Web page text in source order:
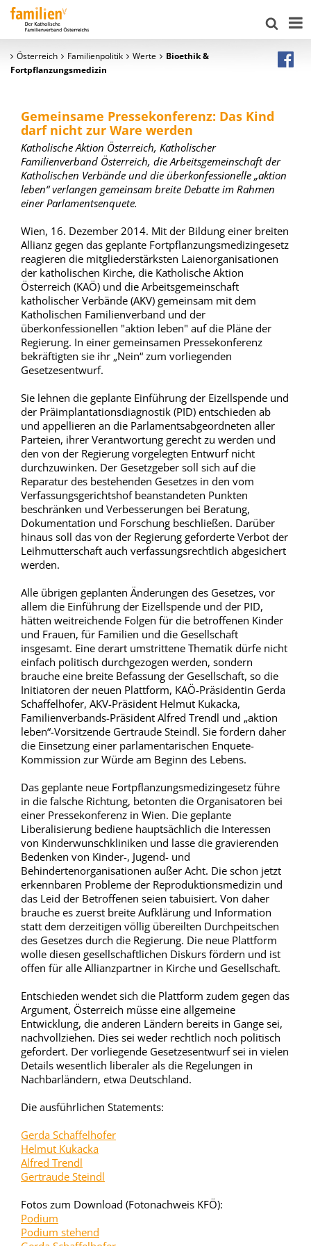
Österreich Familienpolitik Werte
Bioethik &
Fortpflanzungsmedizin
Gemeinsame Pressekonferenz: Das Kind
darf nicht zur Ware werden
Katholische Aktion Österreich, Katholischer
Familienverband Österreich, die Arbeitsgemeinschaft der
Katholischen Verbände und die überkonfessionelle „aktion
leben“ verlangen gemeinsam breite Debatte im Rahmen
einer Parlamentsenquete.
Wien, 16. Dezember 2014. Mit der Bildung einer breiten
Allianz gegen das geplante Fortpflanzungsmedizingesetz
reagieren die mitgliederstärksten Laienorganisationen
der katholischen Kirche, die Katholische Aktion
Österreich (KAÖ) und die Arbeitsgemeinschaft
katholischer Verbände (AKV) gemeinsam mit dem
Katholischen Familienverband und der
überkonfessionellen "aktion leben" auf die Pläne der
Regierung. In einer gemeinsamen Pressekonferenz
bekräftigten sie ihr „Nein“ zum vorliegenden
Gesetzesentwurf.
Sie lehnen die geplante Einführung der Eizellspende und
der Präimplantationsdiagnostik (PID) entschieden ab
und appellieren an die Parlamentsabgeordneten aller
Parteien, ihrer Verantwortung gerecht zu werden und
den von der Regierung vorgelegten Entwurf nicht
durchzuwinken. Der Gesetzgeber soll sich auf die
Reparatur des bestehenden Gesetzes in den vom
Verfassungsgerichtshof beanstandeten Punkten
beschränken und Verbesserungen bei Beratung,
Dokumentation und Forschung beschließen. Darüber
hinaus soll das von der Regierung geforderte Verbot der
Leihmutterschaft auch verfassungsrechtlich abgesichert
werden.
Alle übrigen geplanten Änderungen des Gesetzes, vor
allem die Einführung der Eizellspende und der PID,
hätten weitreichende Folgen für die betroffenen Kinder
und Frauen, für Familien und die Gesellschaft
insgesamt. Eine derart umstrittene Thematik dürfe nicht
einfach politisch durchgezogen werden, sondern
brauche eine breite Befassung der Gesellschaft, so die
Initiatoren der neuen Plattform, KAÖ-Präsidentin Gerda
Schaffelhofer, AKV-Präsident Helmut Kukacka,
Familienverbands-Präsident Alfred Trendl und „aktion
leben“-Vorsitzende Gertraude Steindl. Sie fordern daher
die Einsetzung einer parlamentarischen Enquete-
Kommission zur Würde am Beginn des Lebens.
Das geplante neue Fortpflanzungsmedizingesetz führe
in die falsche Richtung, betonten die Organisatoren bei
einer Pressekonferenz in Wien. Die geplante
Liberalisierung bediene hauptsächlich die Interessen
von Kinderwunschkliniken und lasse die gravierenden
Bedenken von Kinder-, Jugend- und
Behindertenorganisationen außer Acht. Die schon jetzt
erkennbaren Probleme der Reproduktionsmedizin und
das Leid der Betroffenen seien tabuisiert. Von daher
brauche es zuerst breite Aufklärung und Information
statt dem derzeitigen völlig übereilten Durchpeitschen
des Gesetzes durch die Regierung. Die neue Plattform
wolle diesen gesellschaftlichen Diskurs fördern und ist
offen für alle Allianzpartner in Kirche und Gesellschaft.
Entschieden wendet sich die Plattform zudem gegen das
Argument, Österreich müsse eine allgemeine
Entwicklung, die anderen Ländern bereits in Gange sei,
nachvollziehen. Dies sei weder rechtlich noch politisch
gefordert. Der vorliegende Gesetzesentwurf sei in vielen
Details wesentlich liberaler als die Regelungen in
Nachbarländern, etwa Deutschland.
Die ausführlichen Statements:
Gerda Schaffelhofer
Helmut Kukacka
Alfred Trendl
Gertraude Steindl
Fotos zum Download (Fotonachweis KFÖ):
Podium
Podium stehend